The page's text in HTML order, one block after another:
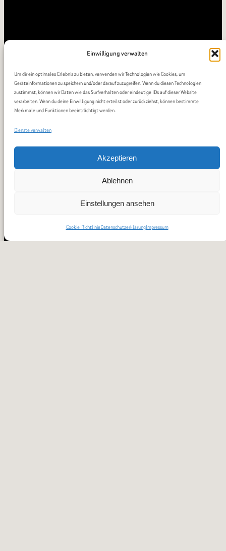
Einwilligung verwalten
Um dir ein optimales Erlebnis zu bieten, verwenden wir Technologien wie Cookies, um
Geräteinformationen zu speichern und/oder darauf zuzugreifen. Wenn du diesen Technologien
zustimmst, können wir Daten wie das Surfverhalten oder eindeutige IDs auf dieser Website
verarbeiten. Wenn du deine Einwilligung nicht erteilst oder zurückziehst, können bestimmte
Merkmale und Funktionen beeinträchtigt werden.
Dienste verwalten
Akzeptieren
Ablehnen
Einstellungen ansehen
Cookie-RichtlinieDatenschutzerklärungImpressum